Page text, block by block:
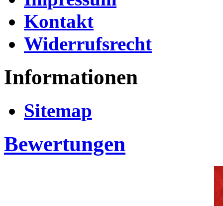
Kontakt
Widerrufsrecht
Informationen
Sitemap
Bewertungen